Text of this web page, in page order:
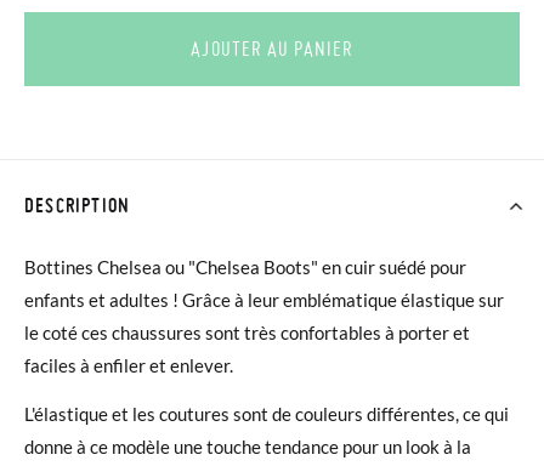
AJOUTER AU PANIER
DESCRIPTION
Bottines Chelsea ou "Chelsea Boots" en cuir suédé pour
enfants et adultes ! Grâce à leur emblématique élastique sur
le coté ces chaussures sont très confortables à porter et
faciles à enfiler et enlever.
L'élastique et les coutures sont de couleurs différentes, ce qui
donne à ce modèle une touche tendance pour un look à la